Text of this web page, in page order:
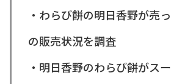
・わらび餅の明日香野が売
の販売状況を調査
・明日香野のわらび餅がス